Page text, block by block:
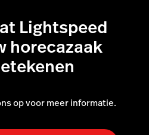
Lightspeed
horecazaak
op voor meer informatie.